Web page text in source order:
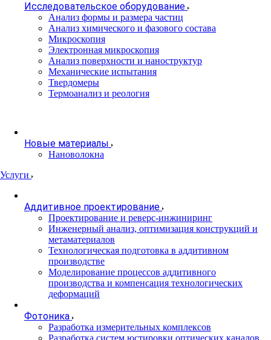
Исследовательское оборудование
Анализ формы и размера частиц
Анализ химического и фазового состава
Микроскопия
Электронная микроскопия
Анализ поверхности и наноструктур
Механические испытания
Твердомеры
Термоанализ и реология
Новые материалы
Нановолокна
Услуги
Аддитивное проектирование
Проектирование и реверс-инжиниринг
Инженерный анализ, оптимизация конструкций и
метаматериалов
Технологическая подготовка в аддитивном
производстве
Моделирование процессов аддитивного
производства и компенсация технологических
деформаций
Фотоника
Разработка измерительных комплексов
Разработка систем юстировки оптических каналов